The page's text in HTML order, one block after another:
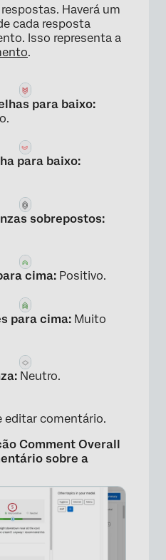
Haverá um
cada resposta
Isso representa a
.
para baixo:
para baixo:
sobrepostos:
cima: Positivo.
para cima: Muito
Neutro.
editar comentário.
Comment Overall
sobre a